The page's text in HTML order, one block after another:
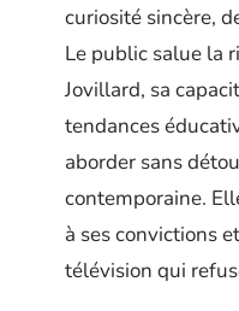
curiosité sincère,
Le public salue la
Jovillard, sa
tendances
aborder sans
contemporaine.
à ses convictions
télévision qui